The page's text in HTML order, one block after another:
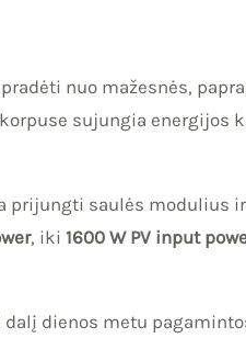
nuo mažesnės,
sujungia
prijungti saulės modulius
, iki 1600 W PV input
dienos metu